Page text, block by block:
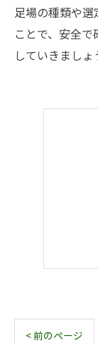
足場の種類や
ことで、安全
していきましょ
< 前のページ